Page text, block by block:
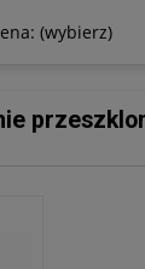
(wybierz)